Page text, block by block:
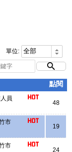
單位:
點閱
員
48
市
19
市
24